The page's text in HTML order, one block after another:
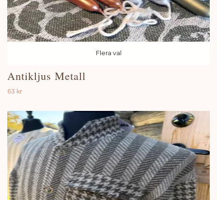
Flera val
Antikljus Metall
63 kr